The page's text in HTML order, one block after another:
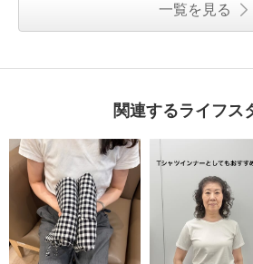
一覧を見る
関連するライフス